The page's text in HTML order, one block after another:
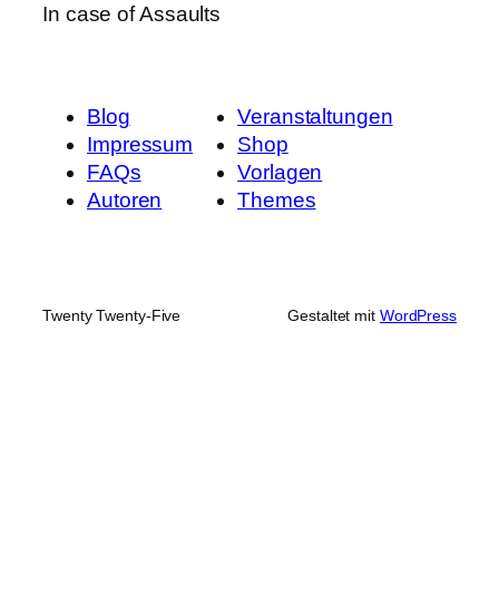
In case of Assaults
Blog
Impressum
FAQs
Autoren
Veranstaltungen
Shop
Vorlagen
Themes
Twenty Twenty-Five Gestaltet mit WordPress